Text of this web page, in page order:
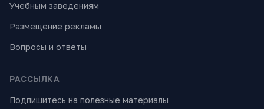
Учебным заведениям
Размещение рекламы
Вопросы и ответы
РАССЫЛКА
Подпишитесь на полезные материалы